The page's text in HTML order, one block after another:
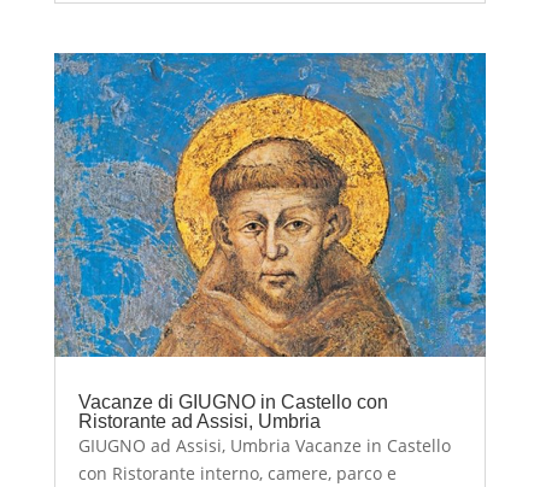
Vacanze di GIUGNO in Castello con
Ristorante ad Assisi, Umbria
GIUGNO ad Assisi, Umbria Vacanze in Castello
con Ristorante interno, camere, parco e